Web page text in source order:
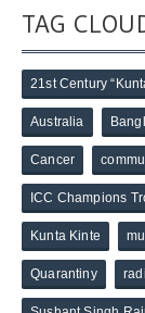
TAG
21st Century
Australia
Cancer
ICC Champions
Kunta Kinte
Quarantiny